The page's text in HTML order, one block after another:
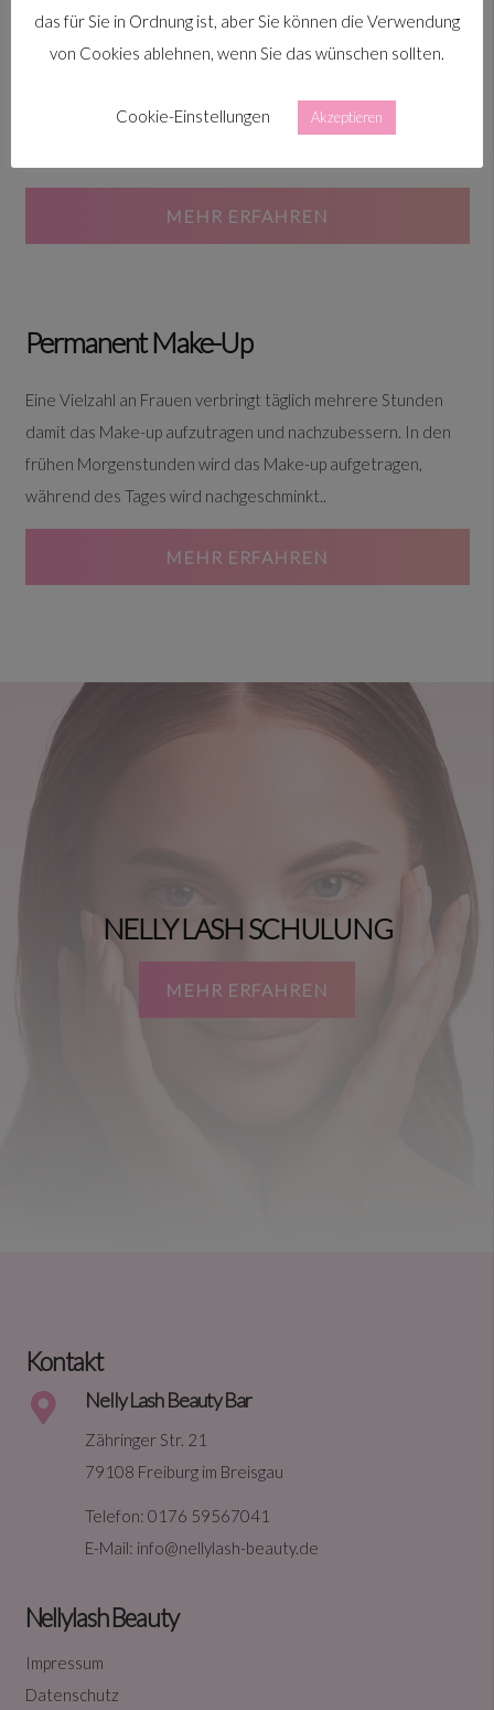
Lashlift Browlift
bieten an, Ihre Wimpern und Augenbrauen zu liften. Beides
MEHR ERFAHREN
Permanent Make-Up
Eine Vielzahl an Frauen verbringt täglich mehrere Stunden
damit das Make-up aufzutragen und nachzubessern. In den
frühen Morgenstunden wird das Make-up aufgetragen,
während des Tages wird nachgeschminkt..
MEHR ERFAHREN
NELLY LASH SCHULUNG
MEHR ERFAHREN
Kontakt
Nelly Lash Beauty Bar
Zähringer Str. 21
79108 Freiburg im Breisgau
Telefon: 0176 59567041
E-Mail: info@nellylash-beauty.de
Nellylash Beauty
Impressum
Datenschutz
das für Sie in Ordnung ist, aber Sie können die Verwendung
von Cookies ablehnen, wenn Sie das wünschen sollten.
Cookie-Einstellungen Akzeptieren